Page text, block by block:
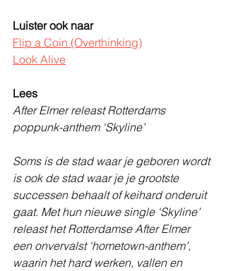
Luister ook naar
Flip a Coin (Overthinking)
Look Alive
Lees
After Elmer releast Rotterdams
poppunk-anthem ‘Skyline’
Soms is de stad waar je geboren wordt
is ook de stad waar je je grootste
successen behaalt of keihard onderuit
gaat. Met hun nieuwe single ‘Skyline’
releast het Rotterdamse After Elmer
een onvervalst ‘hometown-anthem’,
waarin het hard werken, vallen en